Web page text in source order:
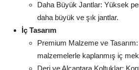
Daha Büyük Jantlar: Yüksek
daha büyük ve şık jantlar.
İç Tasarım
Premium Malzeme ve
malzemelerle kaplanmış iç
Deri ve Alcantara Koltuklar: